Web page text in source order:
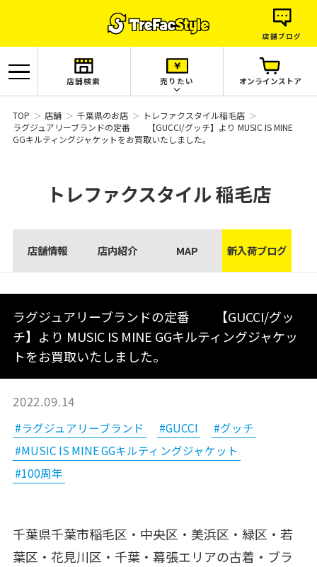
店舗ブログ
店舗検索 売りたい オンラインストア
TOP 店舗 千葉県のお店
トレファクスタイル稲毛店
ラグジュアリーブランドの定番 【GUCCI/グッチ】より MUSIC IS MINE
GGキルティングジャケットをお買取いたしました。
トレファクスタイル稲毛店
店舗情報 店内紹介 MAP 新入荷ブログ
ラグジュアリーブランドの定番 【GUCCI/グッ
チ】より MUSIC IS MINE GGキルティングジャケッ
トをお買取いたしました。
2022.09.14
#ラグジュアリーブランド #GUCCI
#グッチ
#MUSIC IS MINE GGキルティングジャケット
#100周年
千葉県千葉市稲毛区・中央区・美浜区・緑区・若
葉区・花見川区・千葉・幕張エリアの古着・ブラ